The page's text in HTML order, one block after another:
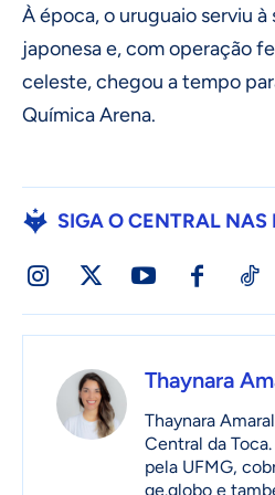
À época, o uruguaio serviu
japonesa e, com operação
celeste, chegou a tempo
Química Arena.
SIGA O CENTRAL NAS
Thaynara
Thaynara
Central da
pela UFMG,
ge.globo e